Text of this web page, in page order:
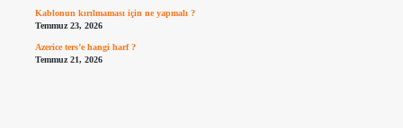
Kablonun kırılmaması için ne yapmalı ?
Temmuz 23, 2026
Azerice ters’e hangi harf ?
Temmuz 21, 2026